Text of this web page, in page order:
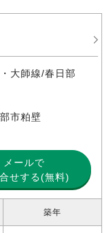
大師線/春日部
市粕壁
メールで
せする(無料)
築年